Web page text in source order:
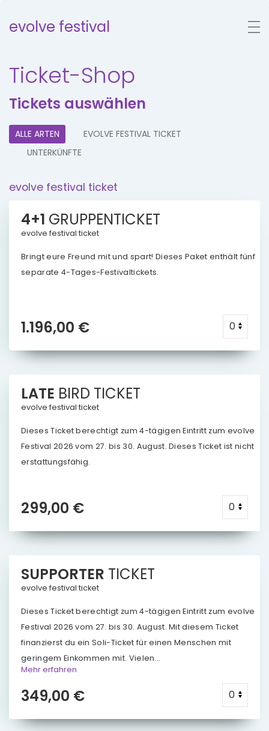
evolve festival
Ticket-Shop
Tickets auswählen
ALLE ARTEN
EVOLVE FESTIVAL TICKET
UNTERKÜNFTE
evolve festival ticket
4+1 GRUPPENTICKET
evolve festival ticket
Bringt eure Freund mit und spart! Dieses Paket enthält fünf
separate 4-Tages-Festivaltickets.
1.196,00 €
LATE BIRD TICKET
evolve festival ticket
Dieses Ticket berechtigt zum 4-tägigen Eintritt zum evolve
Festival 2026 vom 27. bis 30. August. Dieses Ticket ist nicht
erstattungsfähig.
299,00 €
SUPPORTER TICKET
evolve festival ticket
Dieses Ticket berechtigt zum 4-tägigen Eintritt zum evolve
Festival 2026 vom 27. bis 30. August. Mit diesem Ticket
finanzierst du ein Soli-Ticket für einen Menschen mit
geringem Einkommen mit. Vielen...
Mehr erfahren
349,00 €